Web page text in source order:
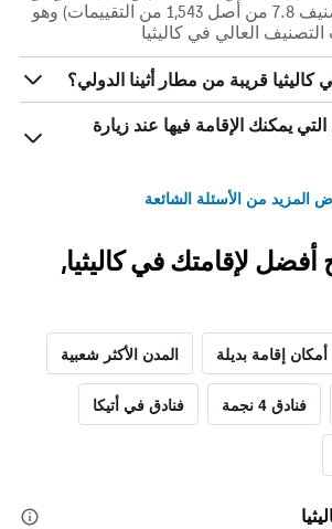
أثينز ريفييرا (على تصنيف 7.8 من أصل 1,543 من التقييمات) وهو
العالي في كاليثيا
قريبة من مطار أثينا الدولي؟
يمكنك الإقامة فيها عند زيارة
المزيد من الأسئلة الشائعة
أفضل لإقامتك في كاليثيا,
أمكان إقامة بديلة المدن الأكثر شعبية
فنادق 4 نجمة فنادق في أتيكا